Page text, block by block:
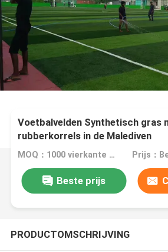
Voetbalvelden Synthetisch gras
rubberkorrels in de Malediven
MOQ：1000 vierkante meter Prijs：
Beste prijs
PRODUCTOMSCHRIJVING